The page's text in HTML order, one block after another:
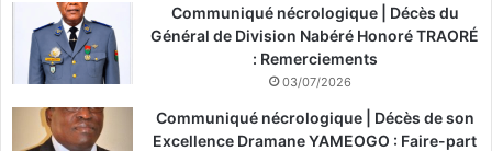
Communiqué nécrologique | Décès du
Général de Division Nabéré Honoré TRAORÉ
: Remerciements
03/07/2026
Communiqué nécrologique | Décès de son
Excellence Dramane YAMEOGO : Faire-part